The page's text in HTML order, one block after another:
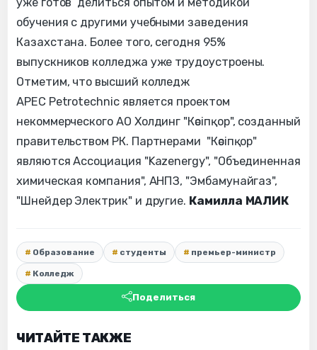
обучения с другими учебными заведения
Казахстана. Более того, сегодня 95%
выпускников колледжа уже трудоустроены.
Отметим, что высший колледж
APEC Petrotechnic является проектом
некоммерческого АО Холдинг "Кәсіпқор", созданный
правительством РК. Партнерами "Кәсіпқор"
являются Ассоциация "Kazenergy", "Объединенная
химическая компания", АНПЗ, "Эмбамунайгаз",
"Шнейдер Электрик" и другие. Камилла МАЛИК
Образование студенты премьер-министр
Колледж
Поделиться
ЧИТАЙТЕ ТАКЖЕ